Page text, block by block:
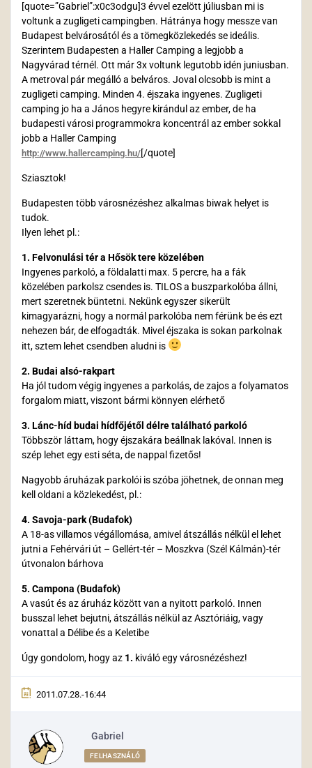
[quote=”Gabriel”:x0c3odgu]3 évvel ezelött júliusban mi is
voltunk a zugligeti campingben. Hátránya hogy messze van
Budapest belvárosától és a tömegközlekedés se ideális.
Szerintem Budapesten a Haller Camping a legjobb a
Nagyvárad térnél. Ott már 3x voltunk legutobb idén juniusban.
A metroval pár megálló a belváros. Joval olcsobb is mint a
zugligeti camping. Minden 4. éjszaka ingyenes. Zugligeti
camping jo ha a János hegyre kirándul az ember, de ha
budapesti városi programmokra koncentrál az ember sokkal
jobb a Haller Camping
http://www.hallercamping.hu/[/quote]
Sziasztok!
Budapesten több városnézéshez alkalmas biwak helyet is
tudok.
Ilyen lehet pl.:
1. Felvonulási tér a Hősök tere közelében
Ingyenes parkoló, a földalatti max. 5 percre, ha a fák
közelében parkolsz csendes is. TILOS a buszparkolóba állni,
mert szeretnek büntetni. Nekünk egyszer sikerült
kimagyarázni, hogy a normál parkolóba nem férünk be és ezt
nehezen bár, de elfogadták. Mivel éjszaka is sokan parkolnak
itt, sztem lehet csendben aludni is
2. Budai alsó-rakpart
Ha jól tudom végig ingyenes a parkolás, de zajos a folyamatos
forgalom miatt, viszont bármi könnyen elérhető
3. Lánc-híd budai hídfőjétől délre található parkoló
Többször láttam, hogy éjszakára beállnak lakóval. Innen is
szép lehet egy esti séta, de nappal fizetős!
Nagyobb áruházak parkolói is szóba jöhetnek, de onnan meg
kell oldani a közlekedést, pl.:
4. Savoja-park (Budafok)
A 18-as villamos végállomása, amivel átszállás nélkül el lehet
jutni a Fehérvári út – Gellért-tér – Moszkva (Szél Kálmán)-tér
útvonalon bárhova
5. Campona (Budafok)
A vasút és az áruház között van a nyitott parkoló. Innen
busszal lehet bejutni, átszállás nélkül az Asztóriáig, vagy
vonattal a Délibe és a Keletibe
Úgy gondolom, hogy az 1. kiváló egy városnézéshez!
2011.07.28.-16:44
Gabriel
FELHASZNÁLÓ